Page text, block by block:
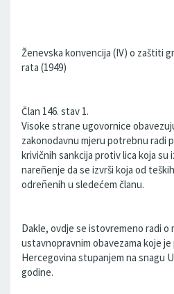
Ženevska konvencija (IV) o zaštiti
rata (1949)
Član 146. stav 1.
Visoke strane ugovornice
zakonodavnu mjeru potrebnu radi
krivičnih sankcija protiv lica koja su
nareñenje da se izvrši koja od
odreñenih u sledećem članu.
Dakle, ovdje se istovremeno radi o
ustavnopravnim obavezama koje
Hercegovina stupanjem na snagu
godine.